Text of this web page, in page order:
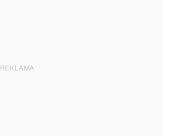
REKLAMA